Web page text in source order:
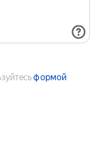
формой